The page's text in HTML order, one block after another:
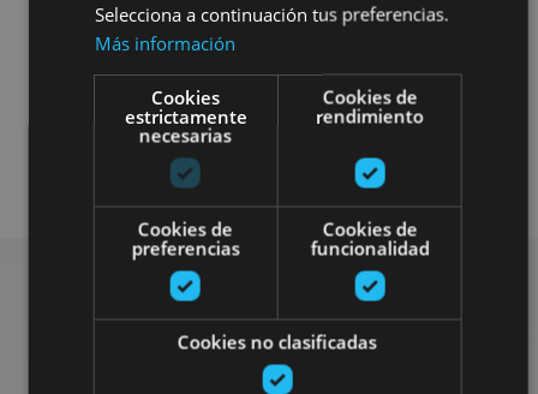
Senderismo y montaña
Find more plans
Selecciona a continuación tus preferencias.
Más información
Cookies
estrictamente
necesarias
Cookies de
rendimiento
Cookies de
preferencias
Cookies de
funcionalidad
Cookies no clasificadas